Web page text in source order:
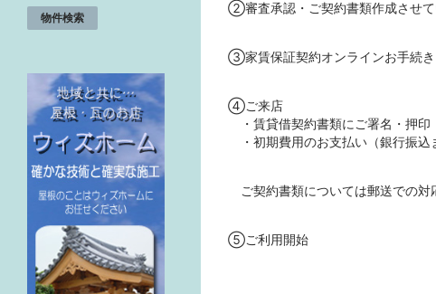
②審査承認・ご契約書類作成させて
③家賃保証契約オンラインお手続
④ご来店
・賃貸借契約書類にご署名・押印
・初期費用のお支払い（銀行振込
ご契約書類については郵送での対
⑤ご利用開始